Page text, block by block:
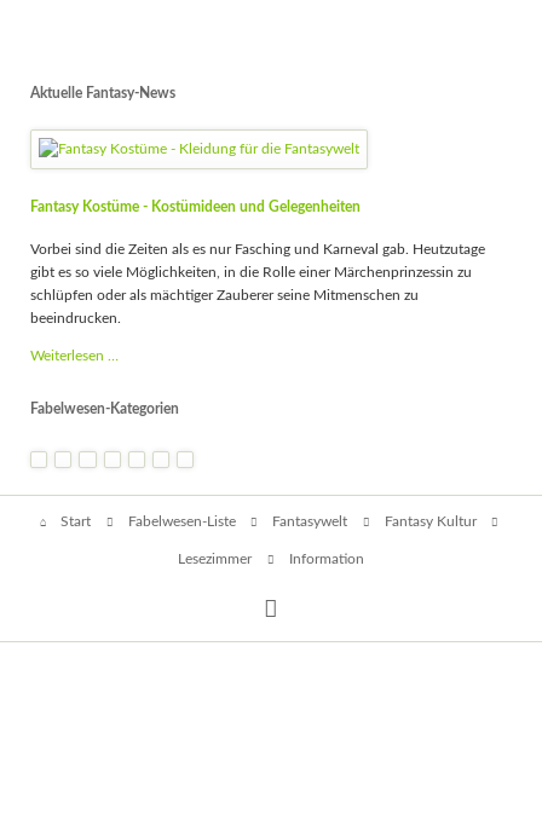
Aktuelle Fantasy-News
Fantasy Kostüme - Kostümideen und Gelegenheiten
Vorbei sind die Zeiten als es nur Fasching und Karneval gab. Heutzutage
gibt es so viele Möglichkeiten, in die Rolle einer Märchenprinzessin zu
schlüpfen oder als mächtiger Zauberer seine Mitmenschen zu
beeindrucken.
Weiterlesen …
-
Gelegenheiten
Fabelwesen-Kategorien
Start Fabelwesen-Liste Fantasywelt Fantasy Kultur
Lesezimmer Information